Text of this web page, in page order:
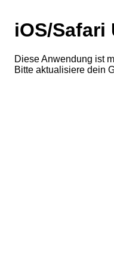
iOS/
Diese Anwendung ist
Bitte aktualisiere dein